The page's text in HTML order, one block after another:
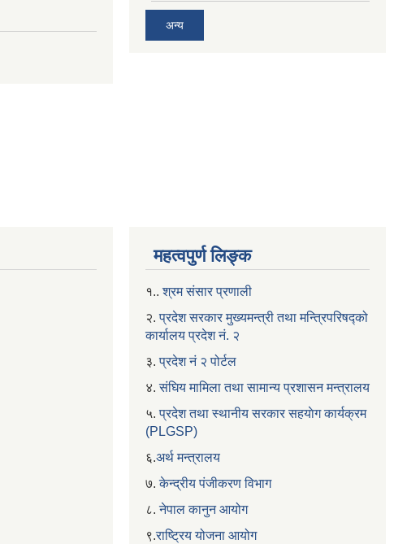
अन्य
महत्वपुर्ण लिङ्क
१..श्रम संसार प्रणाली
२. प्रदेश सरकार मुख्यमन्त्री तथा मन्त्रिपरिषद्को
कार्यालय प्रदेश नं. २
३.प्रदेश नं २ पोर्टल
४.संघिय मामिला तथा सामान्य प्रशासन मन्त्रालय
५.प्रदेश तथा स्थानीय सरकार सहयाेग कार्यक्रम
(PLGSP)
६.अर्थ मन्त्रालय
७.केन्द्रीय पंजीकरण विभाग
८.नेपाल कानुन आयोग
९.राष्ट्रिय योजना आयोग